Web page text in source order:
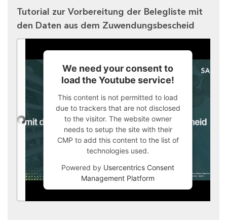
Tutorial zur Vorbereitung der Belegliste mit
den Daten aus dem Zuwendungsbescheid
We need your consent to
load the Youtube service!
This content is not permitted to load
due to trackers that are not disclosed
to the visitor. The website owner
needs to setup the site with their
CMP to add this content to the list of
technologies used.
Powered by Usercentrics Consent
Management Platform